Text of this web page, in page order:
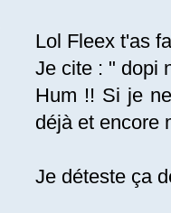
Lol Fleex t'as
Je cite : " dopi
Hum !! Si je
déjà et encore
Je déteste ça